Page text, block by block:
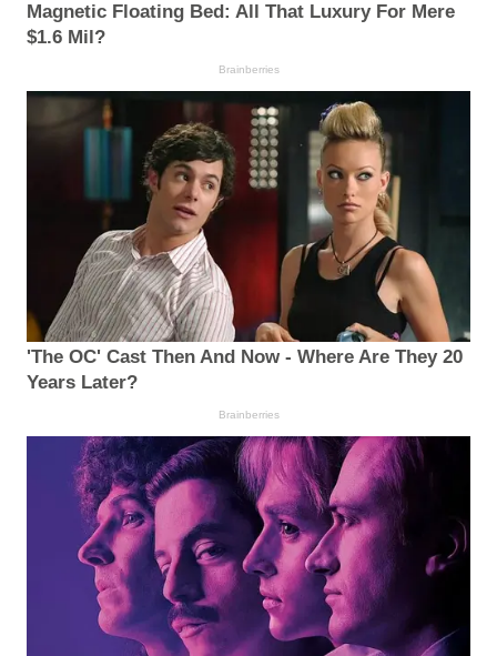
Magnetic Floating Bed: All That Luxury For Mere
$1.6 Mil?
Brainberries
'The OC' Cast Then And Now - Where Are They 20
Years Later?
Brainberries